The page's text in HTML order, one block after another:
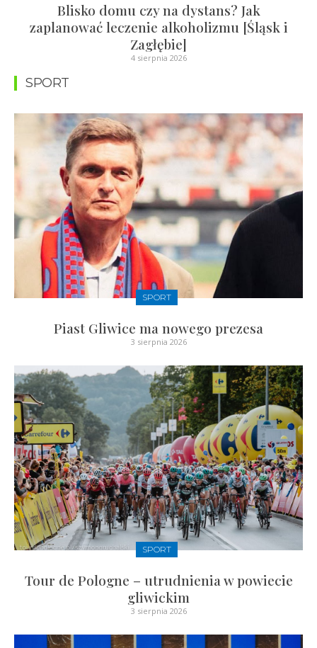
Blisko domu czy na dystans? Jak
zaplanować leczenie alkoholizmu [Śląsk i
Zagłębie]
4 sierpnia 2026
SPORT
SPORT
Piast Gliwice ma nowego prezesa
3 sierpnia 2026
SPORT
Tour de Pologne – utrudnienia w powiecie
gliwickim
3 sierpnia 2026